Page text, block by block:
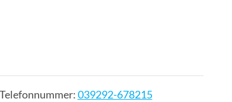
039292-678215